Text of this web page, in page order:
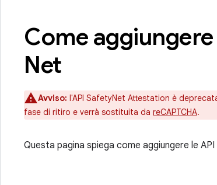
Come
Net
Avviso: l'API SafetyNet Attestation è
fase di ritiro e verrà sostituita da reCAPTCHA.
Questa pagina spiega come aggiungere le